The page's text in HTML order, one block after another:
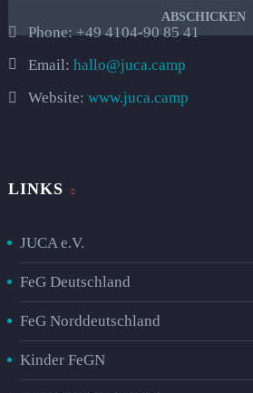
Phone:+49 4104-90 85 41
Email: hallo@juca.camp
Website: www.juca.camp
LINKS
JUCA e.V.
FeG Deutschland
FeG Norddeutschland
Kinder FeGN